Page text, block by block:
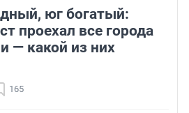
юг богатый:
проехал все города
— какой из них
165